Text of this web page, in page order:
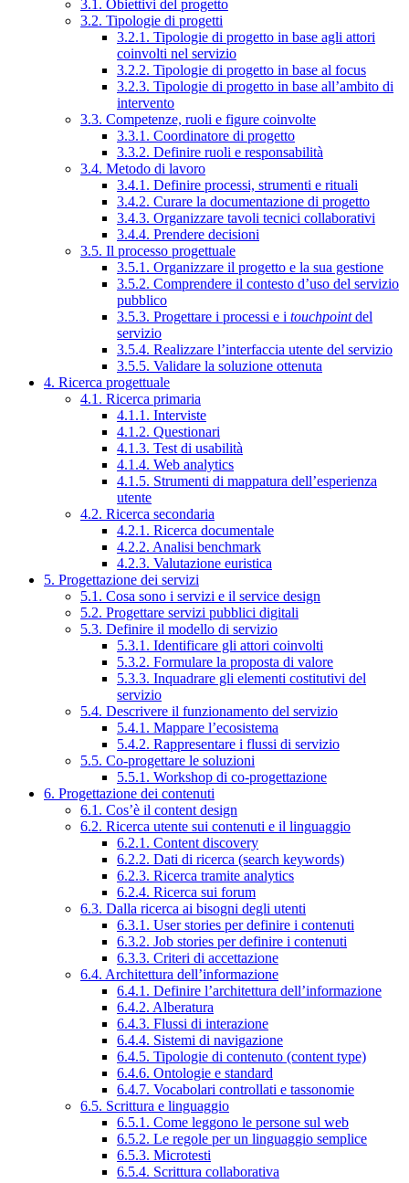
3.1. Obiettivi del progetto
3.2. Tipologie di progetti
3.2.1. Tipologie di progetto in base agli attori
coinvolti nel servizio
3.2.2. Tipologie di progetto in base al focus
3.2.3. Tipologie di progetto in base all’ambito di
intervento
3.3. Competenze, ruoli e figure coinvolte
3.3.1. Coordinatore di progetto
3.3.2. Definire ruoli e responsabilità
3.4. Metodo di lavoro
3.4.1. Definire processi, strumenti e rituali
3.4.2. Curare la documentazione di progetto
3.4.3. Organizzare tavoli tecnici collaborativi
3.4.4. Prendere decisioni
3.5. Il processo progettuale
3.5.1. Organizzare il progetto e la sua gestione
3.5.2. Comprendere il contesto d’uso del servizio
pubblico
3.5.3. Progettare i processi e i touchpointdel
servizio
3.5.4. Realizzare l’interfaccia utente del servizio
3.5.5. Validare la soluzione ottenuta
4. Ricerca progettuale
4.1. Ricerca primaria
4.1.1. Interviste
4.1.2. Questionari
4.1.3. Test di usabilità
4.1.4. Web analytics
4.1.5. Strumenti di mappatura dell’esperienza
utente
4.2. Ricerca secondaria
4.2.1. Ricerca documentale
4.2.2. Analisi benchmark
4.2.3. Valutazione euristica
5. Progettazione dei servizi
5.1. Cosa sono i servizi e il service design
5.2. Progettare servizi pubblici digitali
5.3. Definire il modello di servizio
5.3.1. Identificare gli attori coinvolti
5.3.2. Formulare la proposta di valore
5.3.3. Inquadrare gli elementi costitutivi del
servizio
5.4. Descrivere il funzionamento del servizio
5.4.1. Mappare l’ecosistema
5.4.2. Rappresentare i flussi di servizio
5.5. Co-progettare le soluzioni
5.5.1. Workshop di co-progettazione
6. Progettazione dei contenuti
6.1. Cos’è il content design
6.2. Ricerca utente sui contenuti e il linguaggio
6.2.1. Content discovery
6.2.2. Dati di ricerca (search keywords)
6.2.3. Ricerca tramite analytics
6.2.4. Ricerca sui forum
6.3. Dalla ricerca ai bisogni degli utenti
6.3.1. User stories per definire i contenuti
6.3.2. Job stories per definire i contenuti
6.3.3. Criteri di accettazione
6.4. Architettura dell’informazione
6.4.1. Definire l’architettura dell’informazione
6.4.2. Alberatura
6.4.3. Flussi di interazione
6.4.4. Sistemi di navigazione
6.4.5. Tipologie di contenuto (content type)
6.4.6. Ontologie e standard
6.4.7. Vocabolari controllati e tassonomie
6.5. Scrittura e linguaggio
6.5.1. Come leggono le persone sul web
6.5.2. Le regole per un linguaggio semplice
6.5.3. Microtesti
6.5.4. Scrittura collaborativa